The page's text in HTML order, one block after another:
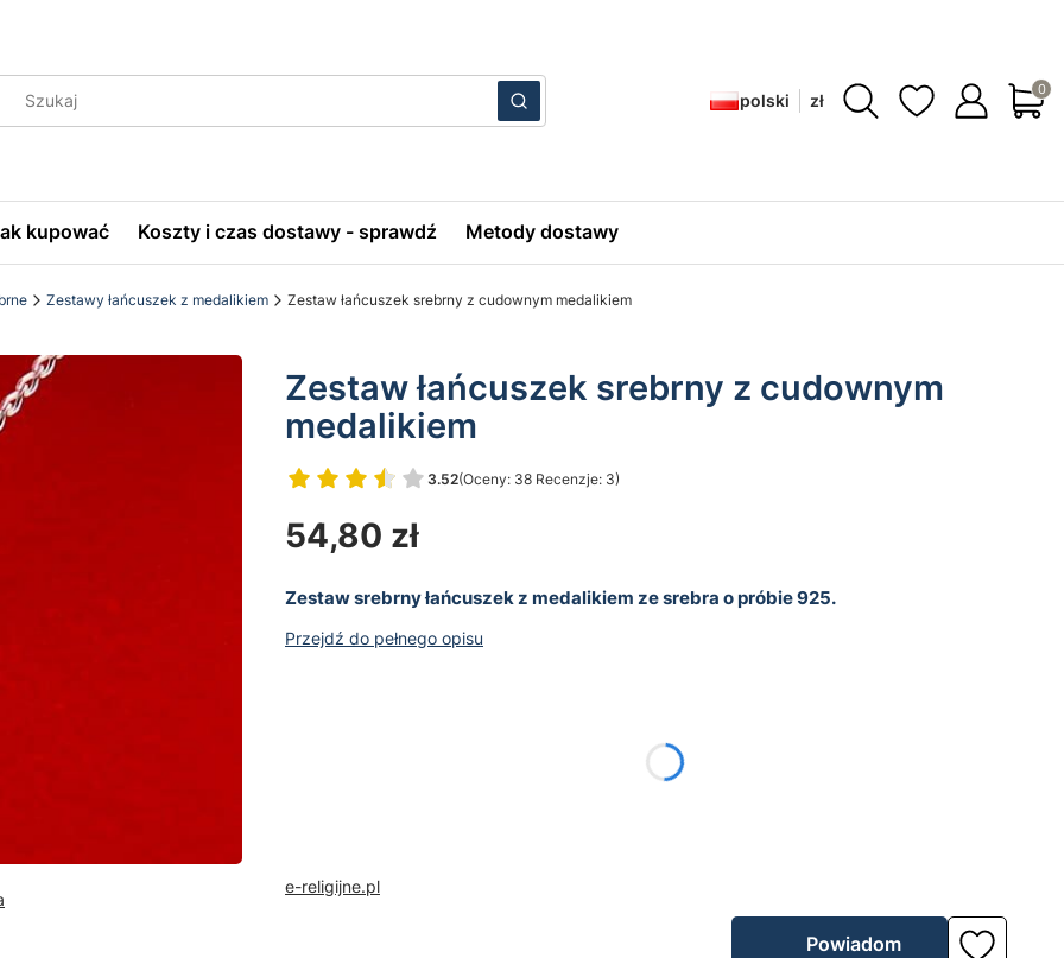
WyczyśćSzukaj polski zł
kupować Koszty i czas dostawy - sprawdź Metody dostawy
Zestawy łańcuszek z medalikiem Zestaw łańcuszek srebrny z cudownym medalikiem
Zestaw łańcuszek srebrny z cudownym
medalikiem
3.52(Oceny: 38 Recenzje: 3)
Przejdź do sekcji Opinie
Cena
54,80 zł
Zestaw srebrny łańcuszek z medalikiem ze srebra o próbie 925.
Przejdź do pełnego opisu
e-religijne.pl
Powiadom